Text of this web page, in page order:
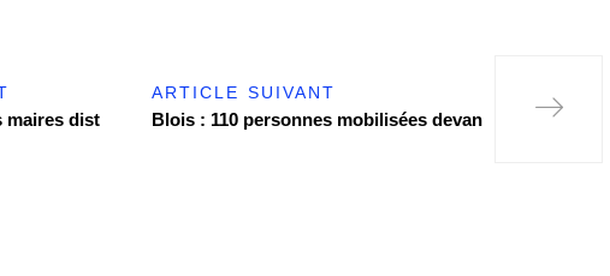
maires dist
ARTICLE SUIVANT
Blois : 110 personnes mobilisées devan